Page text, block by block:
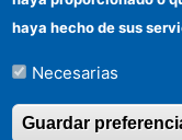
haya hecho de sus
Necesarias
Guardar